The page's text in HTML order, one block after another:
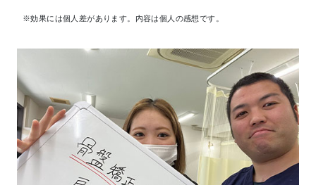
※効果には個人差があります。内容は個人の感想です。